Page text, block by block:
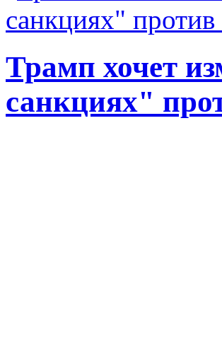
Трамп хочет
санкциях"